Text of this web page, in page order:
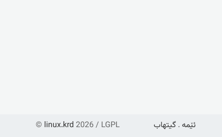
© linux.krd 2026 / LGPL ئێمە . گیتهاب